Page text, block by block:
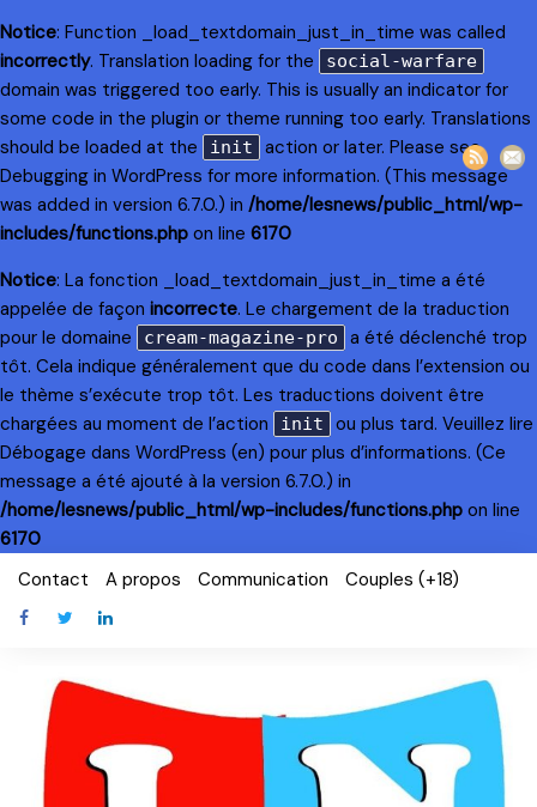
Notice: Function _load_textdomain_just_in_time was called
incorrectly. Translation loading for the social-warfare
domain was triggered too early. This is usually an indicator for
some code in the plugin or theme running too early. Translations
should be loaded at the
init
action or later. Please see
Debugging in WordPress for more information. (This message
was added in version 6.7.0.) in /home/lesnews/public_html/wp-
includes/functions.php on line 6170
Notice: La fonction _load_textdomain_just_in_time a été
appelée de façon incorrecte. Le chargement de la traduction
pour le domaine
cream-magazine-pro
a été déclenché trop
tôt. Cela indique généralement que du code dans l’extension ou
le thème s’exécute trop tôt. Les traductions doivent être
chargées au moment de l’action
init
ou plus tard. Veuillez lire
Débogage dans WordPress (en) pour plus d’informations. (Ce
message a été ajouté à la version 6.7.0.) in
/home/lesnews/public_html/wp-includes/functions.php on line
6170
Skip
content
Contact A propos Communication Couples (+18)